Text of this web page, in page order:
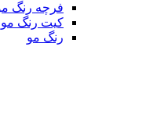
فرچه رنگ
کیت رنگ مو
رنگ مو